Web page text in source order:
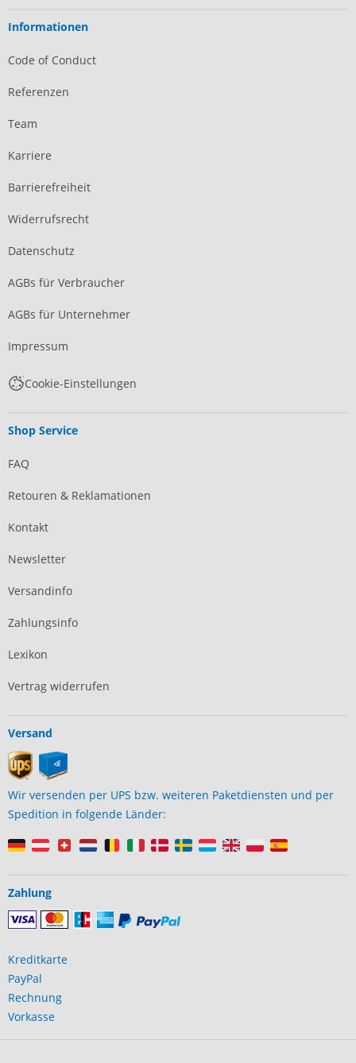
Informationen
Code of Conduct
Referenzen
Team
Karriere
Barrierefreiheit
Widerrufsrecht
Datenschutz
AGBs für Verbraucher
AGBs für Unternehmer
Impressum
Cookie-Einstellungen
Shop Service
FAQ
Retouren & Reklamationen
Kontakt
Newsletter
Versandinfo
Zahlungsinfo
Lexikon
Vertrag widerrufen
Versand
Wir versenden per UPS bzw. weiteren Paketdiensten und per
Spedition in folgende Länder:
Zahlung
Kreditkarte
PayPal
Rechnung
Vorkasse